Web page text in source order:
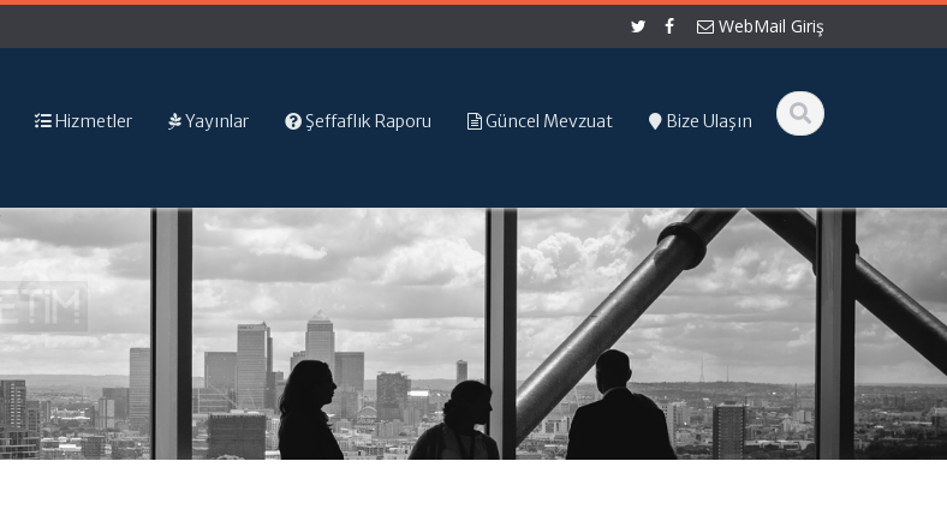
WebMail Giriş
Hizmetler Yayınlar Şeffaflık Raporu Güncel Mevzuat Bize Ulaşın